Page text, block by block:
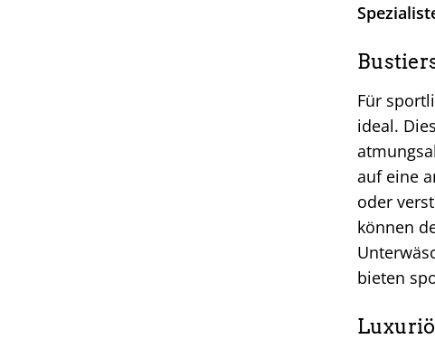
Für
ideal.
auf eine
oder
können
bieten